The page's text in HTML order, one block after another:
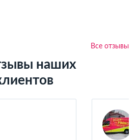
Все отзывы
наших